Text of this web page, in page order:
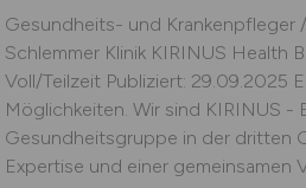
Gesundheits- und Krankenpfleger
Schlemmer Klinik KIRINUS Health
Voll/Teilzeit Publiziert: 29.09.2025
Möglichkeiten. Wir sind KIRINUS -
Gesundheitsgruppe in der dritten
Expertise und einer gemeinsamen